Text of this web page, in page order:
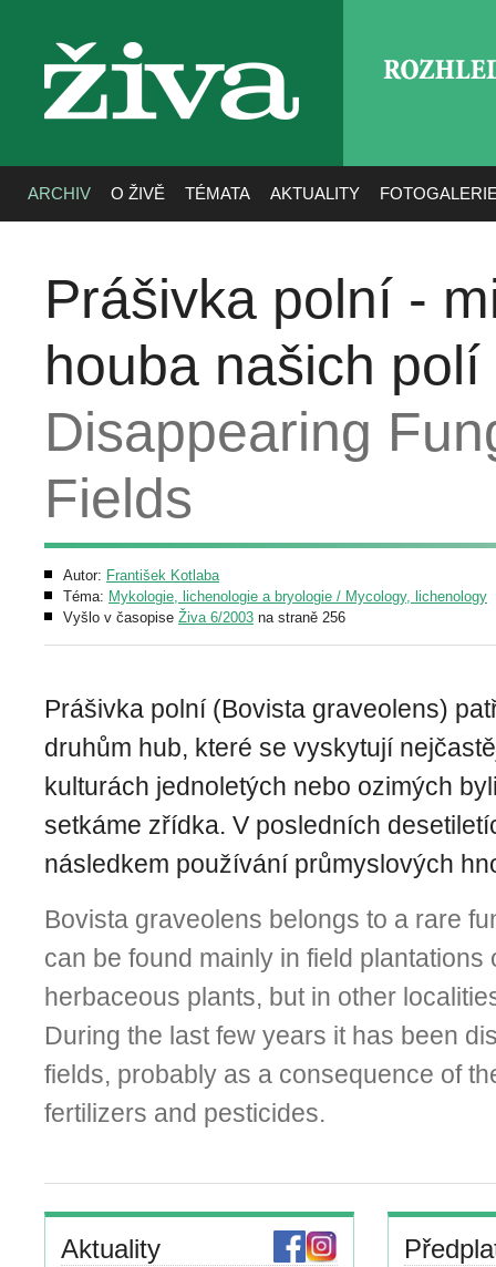
živa
ARCHIV O ŽIVĚ TÉMATA AKTUALITY
Prášivka polní -
houba našich
Disappearing
Fields
Autor: František Kotlaba
Téma: Mykologie, lichenologie a bryologie / Mycology, lichenology
Vyšlo v časopise Živa 6/2003 na straně 256
Prášivka polní (Bovista graveolens)
druhům hub, které se vyskytují
kulturách jednoletých nebo ozimých
setkáme zřídka. V posledních
následkem používání průmyslových
Bovista graveolens belongs to a rare
can be found mainly in field plantations
herbaceous plants, but in other
During the last few years it has been
fields, probably as a consequence of
fertilizers and pesticides.
Aktuality